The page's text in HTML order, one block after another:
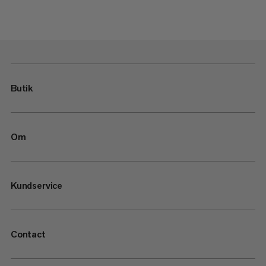
Butik
Om
Kundservice
Contact